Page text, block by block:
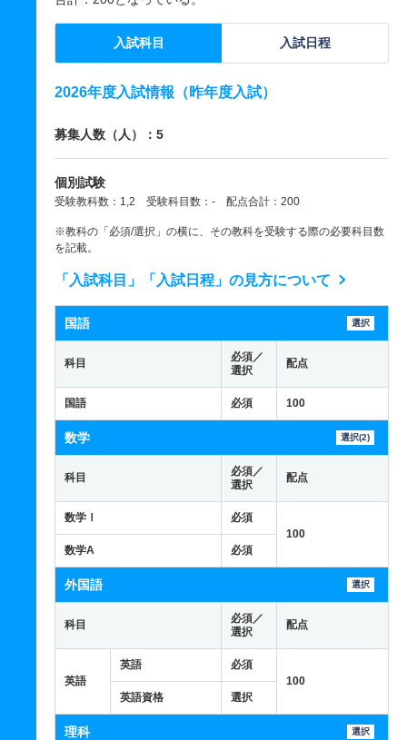
入試科目 入試日程
2026年度入試情報（昨年度入試）
募集人数（人）：5
個別試験
受験教科数：1,2 受験科目数：- 配点合計：200
※教科の「必須/選択」の横に、その教科を受験する際の必要科目数
を記載。
「入試科目」「入試日程」の見方について
国語 選択
科目
必須／
選択
配点
国語 必須 100
数学 選択(2)
科目
必須／
選択
配点
数学Ⅰ
必須
100
数学A
必須
外国語 選択
科目
必須／
選択
配点
英語
英語
必須
100
英語資格
選択
理科 選択